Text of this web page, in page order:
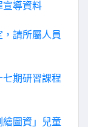
宣導資料
請所屬人員
期研習課程
繪圖資」兒童